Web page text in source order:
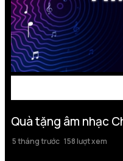
Quà tặng âm nhạc
5 tháng trước 158 lượt xem